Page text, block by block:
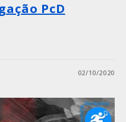
PcD
02/10/2020